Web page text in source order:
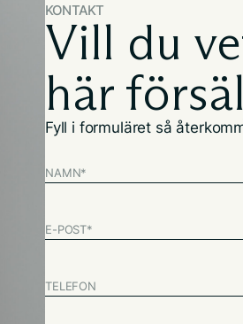
KONTAKT
Vill du
här
Fyll i formuläret så
NAMN*
E-POST*
TELEFON